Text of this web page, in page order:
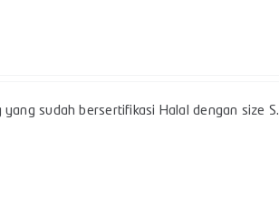
sudah bersertifikasi Halal dengan size S.